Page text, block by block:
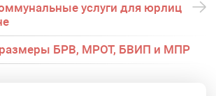
услуги для юрлиц
размеры БРВ, МРОТ, БВИП и МПР